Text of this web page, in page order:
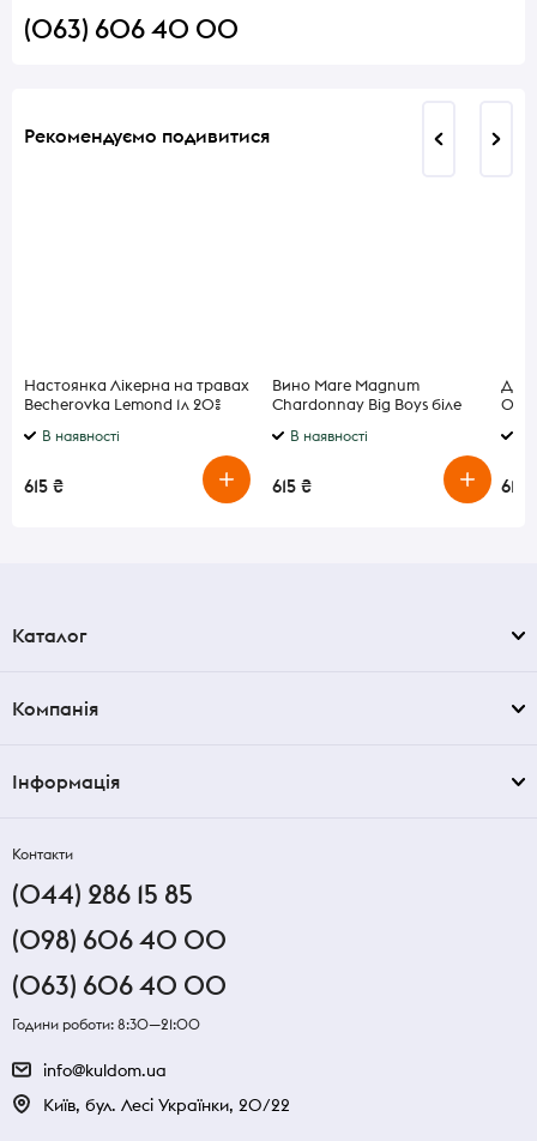
(063) 606 40 00
Рекомендуємо подивитися
Настоянка Лікерна на травах
Becherovka Lemond 1л 20%
В наявності
615 ₴
Вино Mare Magnum
Chardonnay Big Boys біле
В наявності
615 ₴
0,7л
618
Каталог
Компанія
Інформація
Контакти
(044) 286 15 85
(098) 606 40 00
(063) 606 40 00
Години роботи: 8:30—21:00
info@kuldom.ua
Київ, бул. Лесі Українки, 20/22